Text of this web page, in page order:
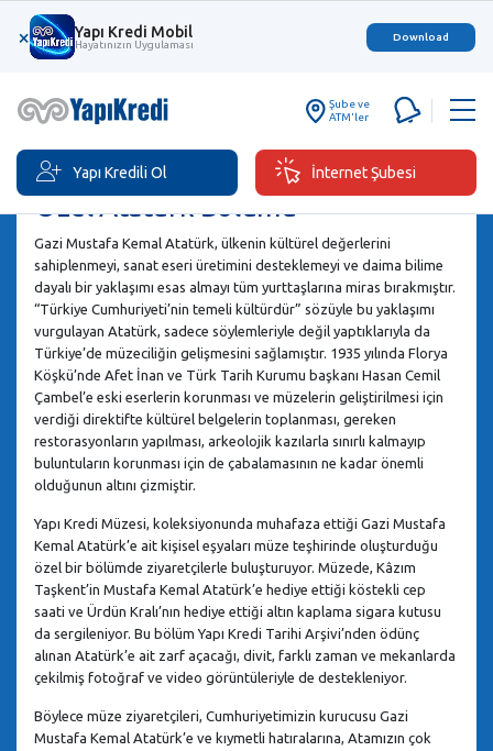
× Yapı Kredi Mobil
Hayatınızın Uygulaması
Download
Şube ve
ATM'ler
Yapı Kredili Ol İnternet Şubesi
Özel Atatürk Bölümü
Gazi Mustafa Kemal Atatürk, ülkenin kültürel değerlerini
sahiplenmeyi, sanat eseri üretimini desteklemeyi ve daima bilime
dayalı bir yaklaşımı esas almayı tüm yurttaşlarına miras bırakmıştır.
“Türkiye Cumhuriyeti’nin temeli kültürdür” sözüyle bu yaklaşımı
vurgulayan Atatürk, sadece söylemleriyle değil yaptıklarıyla da
Türkiye’de müzeciliğin gelişmesini sağlamıştır. 1935 yılında Florya
Köşkü’nde Afet İnan ve Türk Tarih Kurumu başkanı Hasan Cemil
Çambel’e eski eserlerin korunması ve müzelerin geliştirilmesi için
verdiği direktifte kültürel belgelerin toplanması, gereken
restorasyonların yapılması, arkeolojik kazılarla sınırlı kalmayıp
buluntuların korunması için de çabalamasının ne kadar önemli
olduğunun altını çizmiştir.
Yapı Kredi Müzesi, koleksiyonunda muhafaza ettiği Gazi Mustafa
Kemal Atatürk’e ait kişisel eşyaları müze teşhirinde oluşturduğu
özel bir bölümde ziyaretçilerle buluşturuyor. Müzede, Kâzım
Taşkent’in Mustafa Kemal Atatürk’e hediye ettiği köstekli cep
saati ve Ürdün Kralı’nın hediye ettiği altın kaplama sigara kutusu
da sergileniyor. Bu bölüm Yapı Kredi Tarihi Arşivi’nden ödünç
alınan Atatürk’e ait zarf açacağı, divit, farklı zaman ve mekanlarda
çekilmiş fotoğraf ve video görüntüleriyle de destekleniyor.
Böylece müze ziyaretçileri, Cumhuriyetimizin kurucusu Gazi
Mustafa Kemal Atatürk’e ve kıymetli hatıralarına, Atamızın çok